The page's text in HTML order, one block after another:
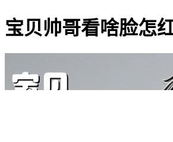
宝贝帅哥看啥脸怎